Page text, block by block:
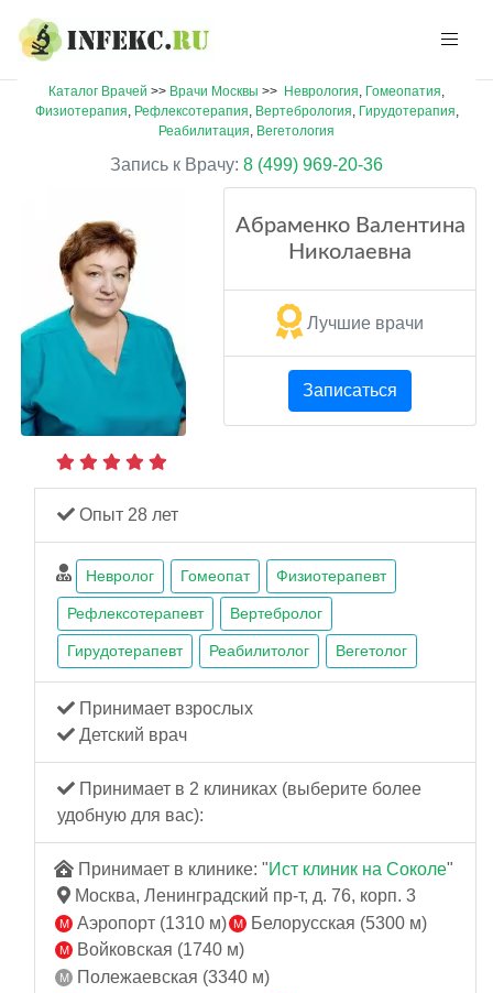
Каталог Врачей >> Врачи Москвы >> Неврология, Гомеопатия,
Физиотерапия, Рефлексотерапия, Вертебрология, Гирудотерапия,
Реабилитация, Вегетология
Запись к Врачу: 8 (499) 969-20-36
Абраменко Валентина
Николаевна
Лучшие врачи
Записаться
Опыт 28 лет
Невролог Гомеопат Физиотерапевт
Рефлексотерапевт Вертебролог
Гирудотерапевт Реабилитолог Вегетолог
Принимает взрослых
Детский врач
Принимает в 2 клиниках (выберите более
удобную для вас):
Принимает в клинике: "Ист клиник на Соколе"
Москва, Ленинградский пр-т, д. 76, корп. 3
Аэропорт (1310 м)
Белорусская (5300 м)
Войковская (1740 м)
Полежаевская (3340 м)